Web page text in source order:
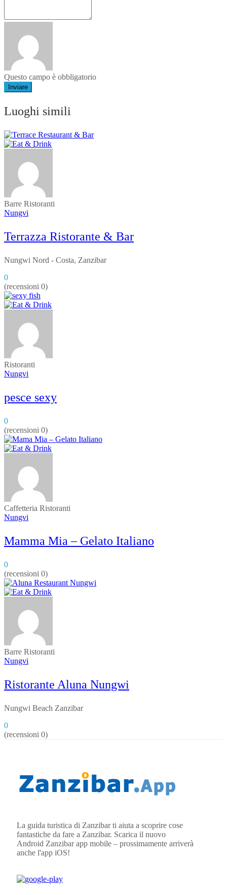
Questo campo è obbligatorio
Inviare
Luoghi simili
Barre Ristoranti
Nungvi
Terrazza Ristorante & Bar
Nungwi Nord - Costa, Zanzibar
0
(recensioni 0)
Ristoranti
Nungvi
pesce sexy
0
(recensioni 0)
Caffetteria Ristoranti
Nungvi
Mamma Mia – Gelato Italiano
0
(recensioni 0)
Barre Ristoranti
Nungvi
Ristorante Aluna Nungwi
Nungwi Beach Zanzibar
0
(recensioni 0)
La guida turistica di Zanzibar ti aiuta a scoprire cose
fantastiche da fare a Zanzibar. Scarica il nuovo
Android Zanzibarapp mobile – prossimamente arriverà
anche l'app iOS!